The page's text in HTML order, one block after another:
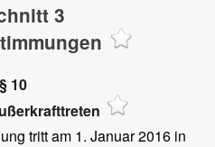
3
§ 10
tritt am 1. Januar 2016 in